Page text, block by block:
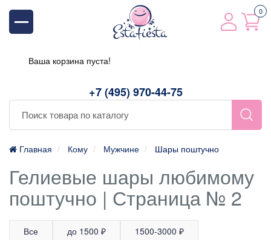
+7 (495) 970-44-75
0
Ваша корзина пуста!
Главная Кому Мужчине Шары поштучно
Гелиевые шары любимому
поштучно | Страница № 2
Все до 1500 ₽
1500-3000 ₽